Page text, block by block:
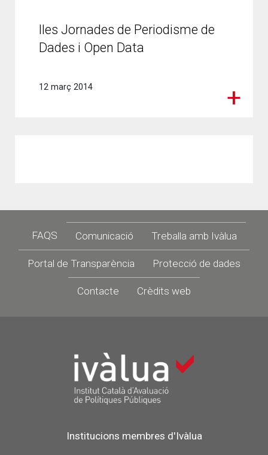
IIes Jornades de Periodisme de
Dades i Open Data
12 març 2014
Footer
FAQS Comunicació Treballa amb Ivàlua
Portal de Transparència Protecció de dades
Contacte Crèdits web
Institucions membres d'Ivàlua